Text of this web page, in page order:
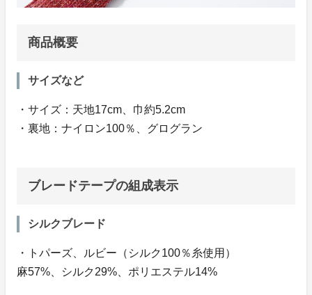
商品概要
サイズなど
・サイズ：天地17cm、巾約5.2cm
・裏地：ナイロン100％、グログラン
ブレードテープの組成表示
シルクブレード
・トパーズ、ルビー（シルク100％糸使用）
麻57%、シルク29%、ポリエステル14%